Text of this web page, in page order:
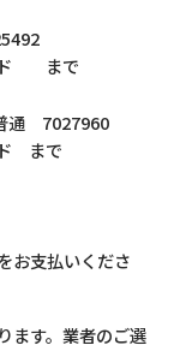
ド まで
通 7027960
まで
お支払いくださ
ます。業者のご選